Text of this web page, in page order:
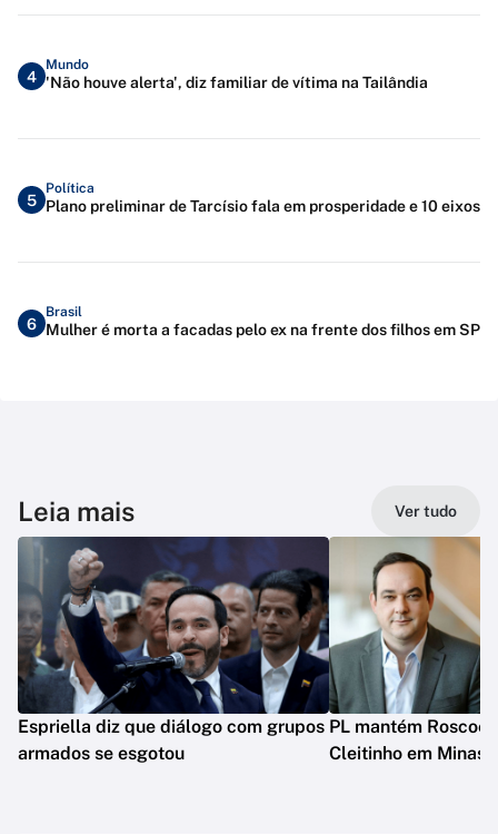
4
Mundo
'Não houve alerta', diz familiar de vítima na Tailândia
5
Política
Plano preliminar de Tarcísio fala em prosperidade e 10 eixos
6
Brasil
Mulher é morta a facadas pelo ex na frente dos filhos em SP
Leia mais Ver tudo
Espriella diz que diálogo com grupos
armados se esgotou
PL mantém Roscoe
Cleitinho em Minas